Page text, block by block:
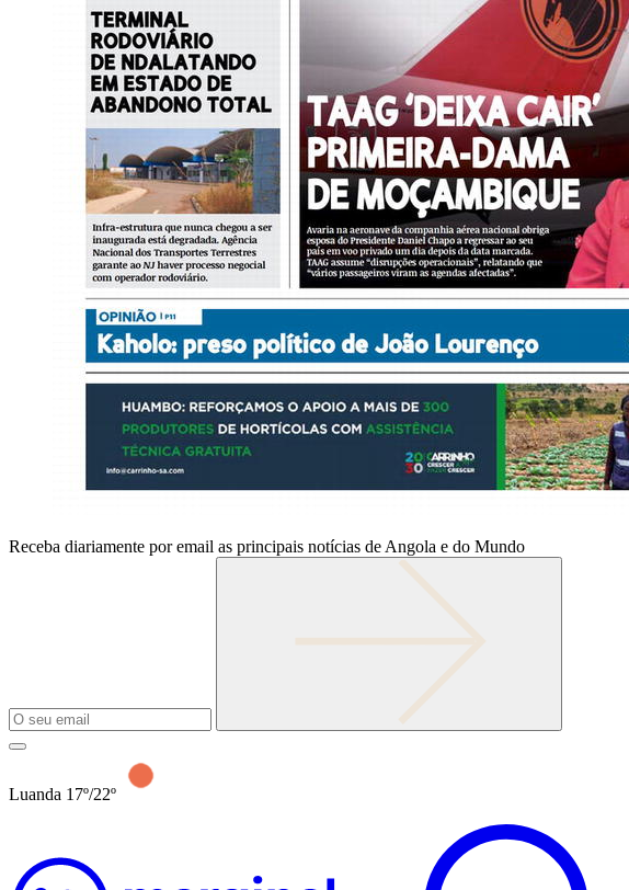
Receba diariamente por email as principais notícias de Angola e do Mundo
Luanda 17º/22º